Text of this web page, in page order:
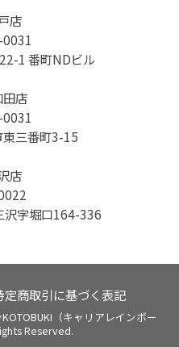
店
1 番町NDビル
店
三番町3-15
店
沢字堀口164-336
定商取引に基づく表記
（キャリアレインボー
Reserved.